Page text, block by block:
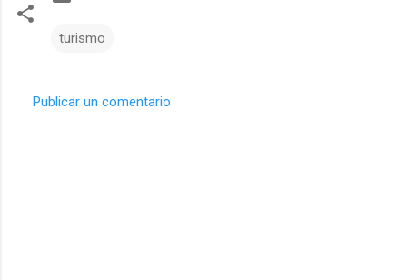
turismo
Publicar un comentario